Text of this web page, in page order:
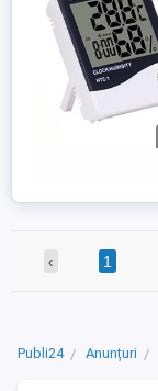
‹ 1
Publi24 Anunțuri